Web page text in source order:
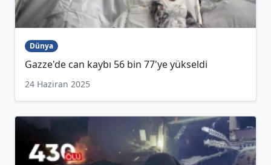
Dünya
Gazze'de can kaybı 56 bin 77'ye yükseldi
24 Haziran 2025